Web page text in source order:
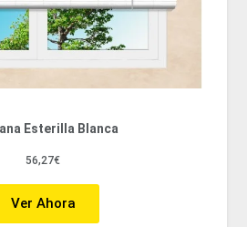
Esterilla Blanca
56,27€
Ver Ahora